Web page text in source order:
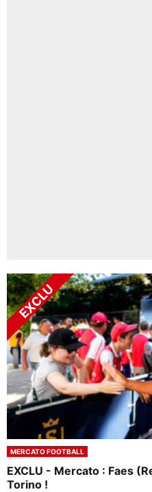
MERCATO FOOTBALL
EXCLU - Mercato : Faes
Torino !